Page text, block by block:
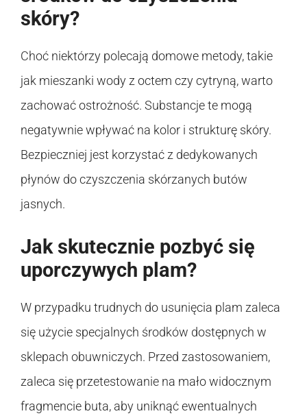
skóry?
Choć niektórzy polecają domowe metody, takie
jak mieszanki wody z octem czy cytryną, warto
zachować ostrożność. Substancje te mogą
negatywnie wpływać na kolor i strukturę skóry.
Bezpieczniej jest korzystać z dedykowanych
płynów do czyszczenia skórzanych butów
jasnych.
Jak skutecznie pozbyć się
uporczywych plam?
W przypadku trudnych do usunięcia plam zaleca
się użycie specjalnych środków dostępnych w
sklepach obuwniczych. Przed zastosowaniem,
zaleca się przetestowanie na mało widocznym
fragmencie buta, aby uniknąć ewentualnych